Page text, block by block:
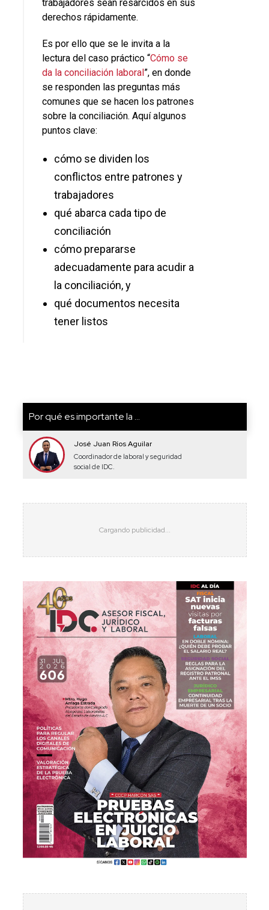
trabajadores sean resarcidos en sus
derechos rápidamente.
Es por ello que se le invita a la
lectura del caso práctico “Cómo se
da la conciliación laboral”, en donde
se responden las preguntas más
comunes que se hacen los patrones
sobre la conciliación. Aquí algunos
puntos clave:
cómo se dividen los
conflictos entre patrones y
trabajadores
qué abarca cada tipo de
conciliación
cómo prepararse
adecuadamente para acudir a
la conciliación, y
qué documentos necesita
tener listos
Por qué es importante la ...
José Juan Ríos Aguilar
Coordinador de laboral y seguridad
social de IDC.